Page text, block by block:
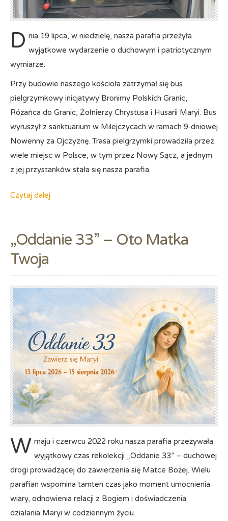
D nia 19 lipca, w niedzielę, nasza parafia przeżyła
wyjątkowe wydarzenie o duchowym i patriotycznym
wymiarze.
Przy budowie naszego kościoła zatrzymał się bus
pielgrzymkowy inicjatywy Bronimy Polskich Granic,
Różańca do Granic, Żołnierzy Chrystusa i Husarii Maryi. Bus
wyruszył z sanktuarium w Milejczycach w ramach 9‑dniowej
Nowenny za Ojczyznę. Trasa pielgrzymki prowadziła przez
wiele miejsc w Polsce, w tym przez Nowy Sącz, a jednym
z jej przystanków stała się nasza parafia.
Czytaj dalej
„Oddanie 33” – Oto Matka
Twoja
W maju i czerwcu 2022 roku nasza parafia przeżywała
wyjątkowy czas rekolekcji „Oddanie 33” – duchowej
drogi prowadzącej do zawierzenia się Matce Bożej. Wielu
parafian wspomina tamten czas jako moment umocnienia
wiary, odnowienia relacji z Bogiem i doświadczenia
działania Maryi w codziennym życiu.